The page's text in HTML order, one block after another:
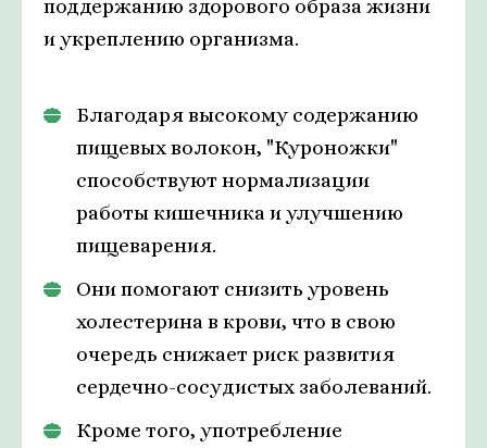
поддержанию здорового образа жизни
и укреплению организма.
Благодаря высокому содержанию
пищевых волокон, "Куроножки"
способствуют нормализации
работы кишечника и улучшению
пищеварения.
Они помогают снизить уровень
холестерина в крови, что в свою
очередь снижает риск развития
сердечно-сосудистых заболеваний.
Кроме того, употребление